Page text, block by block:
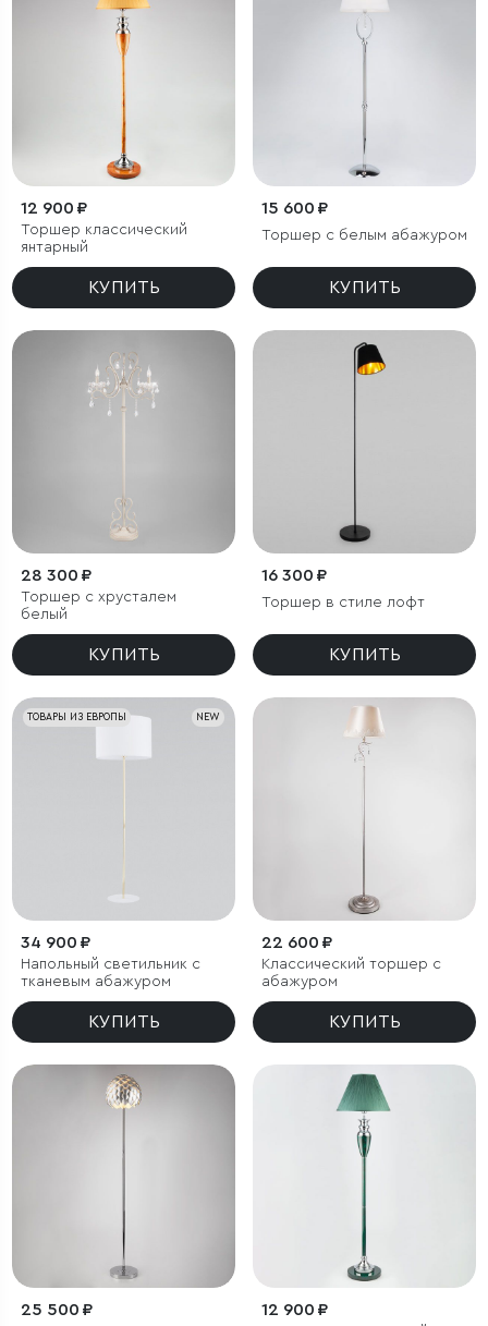
12 900 ₽
Торшер классический
янтарный
КУПИТЬ
15 600 ₽
Торшер с белым абажуром
КУПИТЬ
28 300 ₽
Торшер с хрусталем
белый
КУПИТЬ
16 300 ₽
Торшер в стиле лофт
КУПИТЬ
NEW
ТОВАРЫ ИЗ ЕВРОПЫ
34 900 ₽
Напольный светильник с
тканевым абажуром
КУПИТЬ
22 600 ₽
Классический торшер с
абажуром
КУПИТЬ
25 500 ₽ 12 900 ₽